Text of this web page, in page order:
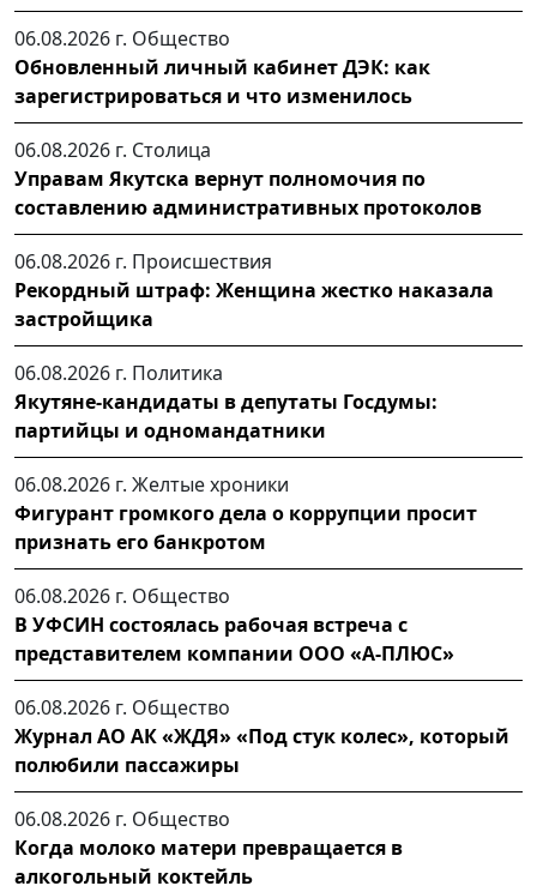
06.08.2026 г. Общество
Обновленный личный кабинет ДЭК: как
зарегистрироваться и что изменилось
06.08.2026 г. Столица
Управам Якутска вернут полномочия по
составлению административных протоколов
06.08.2026 г. Происшествия
Рекордный штраф: Женщина жестко наказала
застройщика
06.08.2026 г. Политика
Якутяне-кандидаты в депутаты Госдумы:
партийцы и одномандатники
06.08.2026 г. Желтые хроники
Фигурант громкого дела о коррупции просит
признать его банкротом
06.08.2026 г. Общество
В УФСИН состоялась рабочая встреча с
представителем компании ООО «А-ПЛЮС»
06.08.2026 г. Общество
Журнал АО АК «ЖДЯ» «Под стук колес», который
полюбили пассажиры
06.08.2026 г. Общество
Когда молоко матери превращается в
алкогольный коктейль